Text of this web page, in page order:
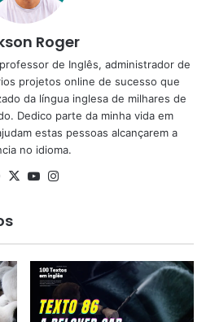
Roger
de Inglês, administrador de
projetos online de sucesso que
da língua inglesa de milhares de
Dedico parte da minha vida em
estas pessoas alcançarem a
no idioma.
Facebook
X YouTube